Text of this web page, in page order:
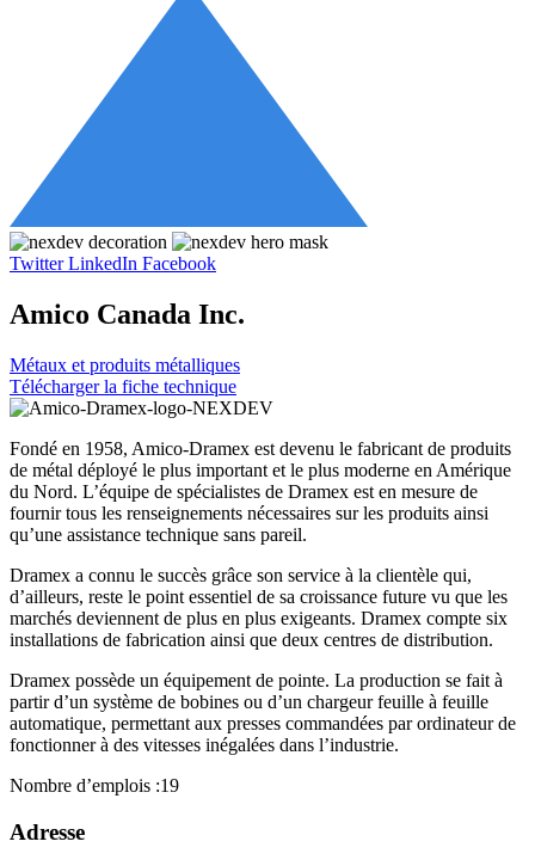
Twitter LinkedIn Facebook
Amico Canada Inc.
Métaux et produits métalliques
Télécharger la fiche technique
Fondé en 1958, Amico-Dramex est devenu le fabricant de produits
de métal déployé le plus important et le plus moderne en Amérique
du Nord. L’équipe de spécialistes de Dramex est en mesure de
fournir tous les renseignements nécessaires sur les produits ainsi
qu’une assistance technique sans pareil.
Dramex a connu le succès grâce son service à la clientèle qui,
d’ailleurs, reste le point essentiel de sa croissance future vu que les
marchés deviennent de plus en plus exigeants. Dramex compte six
installations de fabrication ainsi que deux centres de distribution.
Dramex possède un équipement de pointe. La production se fait à
partir d’un système de bobines ou d’un chargeur feuille à feuille
automatique, permettant aux presses commandées par ordinateur de
fonctionner à des vitesses inégalées dans l’industrie.
Nombre d’emplois :19
Adresse